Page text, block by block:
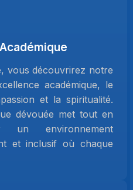
vous découvrirez notre
académique, le
et la spiritualité.
dévouée met tout en
environnement
et inclusif où chaque